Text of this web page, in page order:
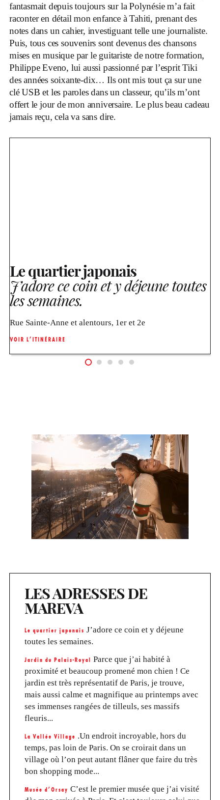
fantasmait depuis toujours sur la Polynésie m’a fait
raconter en détail mon enfance à Tahiti, prenant des
notes dans un cahier, investiguant telle une journaliste.
Puis, tous ces souvenirs sont devenus des chansons
mises en musique par le guitariste de notre formation,
Philippe Eveno, lui aussi passionné par l’esprit Tiki
des années soixante-dix… Ils ont mis tout ça sur une
clé USB et les paroles dans un classeur, qu’ils m’ont
offert le jour de mon anniversaire. Le plus beau cadeau
jamais reçu, cela va sans dire.
Le quartier japonais
J’adore ce coin et y déjeune toutes
les semaines.
Rue Sainte-Anne et alentours, 1er et 2e
VOIR L’ITINÉRAIRE
LES ADRESSES DE
MAREVA
Le quartier japonais J’adore ce coin et y déjeune
toutes les semaines.
Jardin du Palais-Royal Parce que j’ai habité à
proximité et beaucoup promené mon chien ! Ce
jardin est très représentatif de Paris, je trouve,
mais aussi calme et magnifique au printemps avec
ses immenses rangées de tilleuls, ses massifs
fleuris...
La Vallée Village .Un endroit incroyable, hors du
temps, pas loin de Paris. On se croirait dans un
village où l’on peut autant flâner que faire du très
bon shopping mode...
Musée d’Orsay C’est le premier musée que j’ai visité